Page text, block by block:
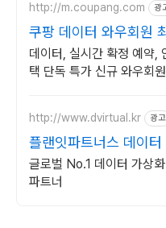
http://m.coupang.com 광
쿠팡 데이터 와우회원
데이터, 실시간 확정 예약,
택 단독 특가 신규 와우회
http://www.dvirtual.kr 광고
플랜잇파트너스 데이터
글로벌 No.1 데이터 가상
파트너